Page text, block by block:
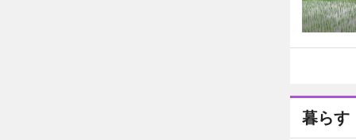
暮らす